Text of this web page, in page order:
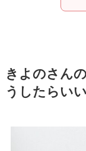
きよのさん
うしたらい